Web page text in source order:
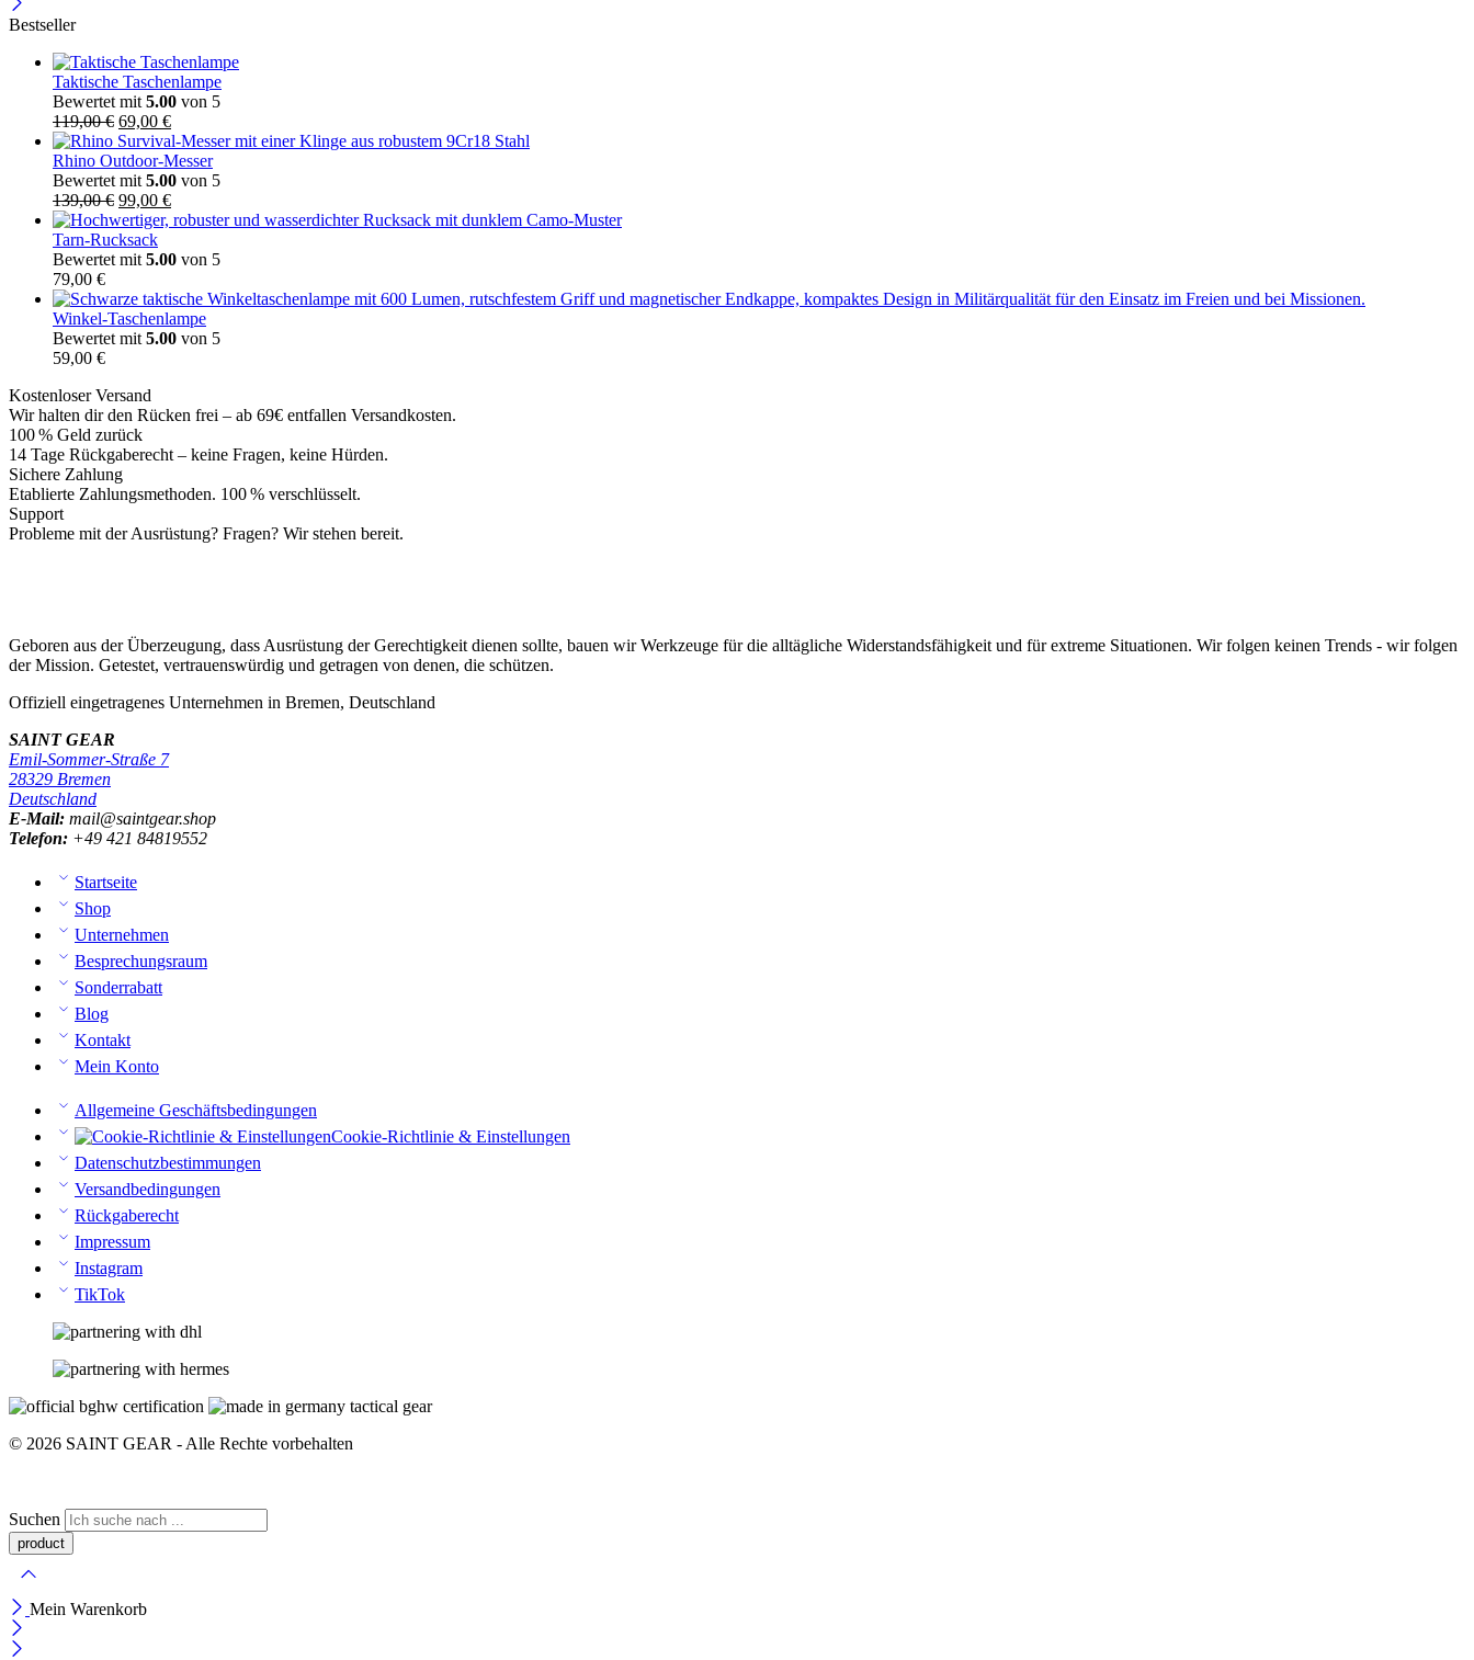
Bestseller
Taktische Taschenlampe
Bewertet mit 5.00 von 5
119,00€ Ursprünglicher
Preis
war:
119,00 €
69,00 €Aktueller
Preis
ist:
69,00 €.
Rhino Outdoor-Messer
Bewertet mit 5.00 von 5
139,00€ Ursprünglicher
Preis
war:
139,00 €
99,00 €Aktueller
Preis
99,00 €.
Tarn-Rucksack
Bewertet mit 5.00 von 5
79,00 €
Winkel-Taschenlampe
Bewertet mit 5.00 von 5
59,00 €
Kostenloser Versand
Wir halten dir den Rücken frei – ab 69€ entfallen Versandkosten.
100 % Geld zurück
14 Tage Rückgaberecht – keine Fragen, keine Hürden.
Sichere Zahlung
Etablierte Zahlungsmethoden. 100 % verschlüsselt.
Support
Probleme mit der Ausrüstung? Fragen? Wir stehen bereit.
Geboren aus der Überzeugung, dass Ausrüstung der Gerechtigkeit dienen sollte, bauen wir Werkzeuge für die alltägliche Widerstandsfähigkeit und für extreme Situationen. Wir folgen keinen Trends - wir folgen
der Mission. Getestet, vertrauenswürdig und getragen von denen, die schützen.
Offiziell eingetragenes Unternehmen in Bremen, Deutschland
SAINT GEAR
Emil-Sommer-Straße 7
28329 Bremen
Deutschland
E-Mail: mail@saintgear.shop
Telefon: +49 421 84819552
Startseite
Shop
Unternehmen
Besprechungsraum
Sonderrabatt
Blog
Kontakt
Mein Konto
Allgemeine Geschäftsbedingungen
Cookie-Richtlinie & Einstellungen
Datenschutzbestimmungen
Versandbedingungen
Rückgaberecht
Impressum
Instagram
TikTok
© 2026 SAINT GEAR - Alle Rechte vorbehalten
Suchen
Mein Warenkorb